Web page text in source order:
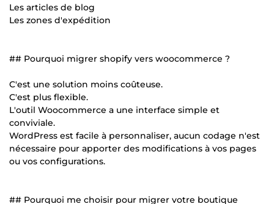
Les articles de blog
Les zones d'expédition
## Pourquoi migrer shopify vers woocommerce ?
C'est une solution moins coûteuse.
C'est plus flexible.
L'outil Woocommerce a une interface simple et
conviviale.
WordPress est facile à personnaliser, aucun codage n'est
nécessaire pour apporter des modifications à vos pages
ou vos configurations.
## Pourquoi me choisir pour migrer votre boutique